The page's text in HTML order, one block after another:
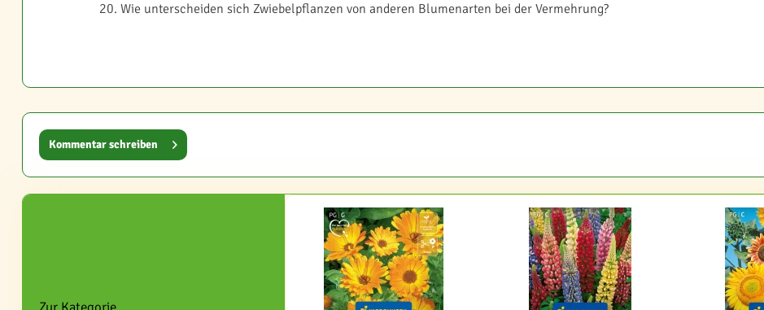
Wie unterscheiden sich Zwiebelpflanzen von anderen Blumenarten bei der Vermehrung?
Kommentar schreiben